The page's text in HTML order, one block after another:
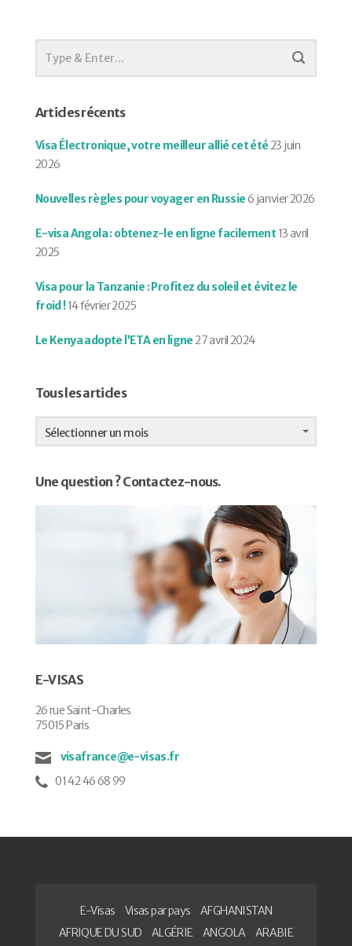
Articles récents
Visa Électronique, votre meilleur allié cet été23 juin
2026
Nouvelles règles pour voyager en Russie 6 janvier 2026
E-visa Angola : obtenez-le en ligne facilement 13 avril
2025
Visa pour la Tanzanie : Profitez du soleil et évitez le
froid !14 février 2025
Le Kenya adopte l’ETA en ligne27 avril 2024
Tous les articles
Tous
les
articles
Sélectionner un mois
Une question ? Contactez-nous.
E-VISAS
26 rue Saint-Charles
75015 Paris
visafrance@e-visas.fr
01 42 46 68 99
E-Visas Visas par pays
AFGHANISTAN
AFRIQUE DU SUD
ALGÉRIE ANGOLA
ARABIE